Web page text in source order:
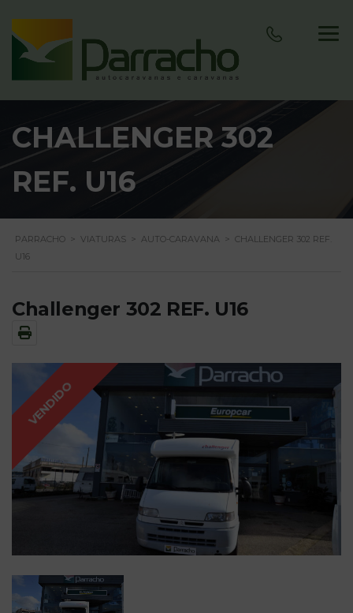
CHALLENGER 302
REF. U16
PARRACHO > VIATURAS > AUTO-CARAVANA > CHALLENGER 302 REF.
U16
Challenger 302 REF. U16
VENDIDO